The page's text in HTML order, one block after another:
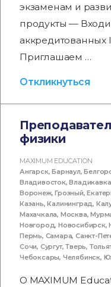
экзаменам и
продукты —
Приглашаем …
Откликнуться
физики
MAXIMUM EDUCATION
Ангарск,Барнаул,
Владивосток,
Воронеж,Грозный,
Казань,Калининград,
Махачкала, Москва,
Новгород,Новосибирск,
Пермь, Самара,Санкт-
Сочи, Сургут,Тверь,
Чебоксары, Челябинск,
О MAXIMUM